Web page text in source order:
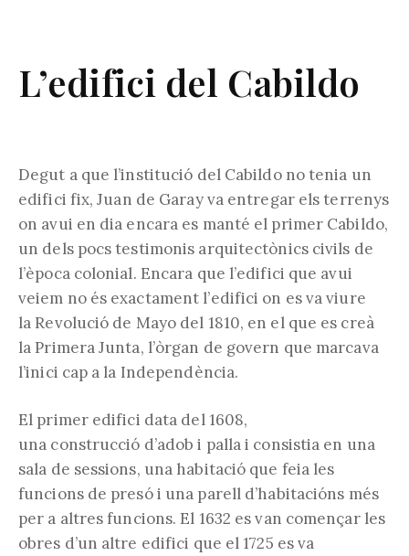
L’edifici del Cabildo
Degut a que l’institució del Cabildo no tenia un
edifici fix, Juan de Garay va entregar els terrenys
on avui en dia encara es manté el primer Cabildo,
un dels pocs testimonis arquitectònics civils de
l’època colonial. Encara que l’edifici que avui
veiem no és exactament l’edifici on es va viure
la Revolució de Mayo del 1810, en el que es creà
la Primera Junta, l’òrgan de govern que marcava
l’inici cap a la Independència.
El primer edifici data del 1608,
una construcció d’adob i palla i consistia en una
sala de sessions, una habitació que feia les
funcions de presó i una parell d’habitacións més
per a altres funcions. El 1632 es van començar les
obres d’un altre edifici que el 1725 es va